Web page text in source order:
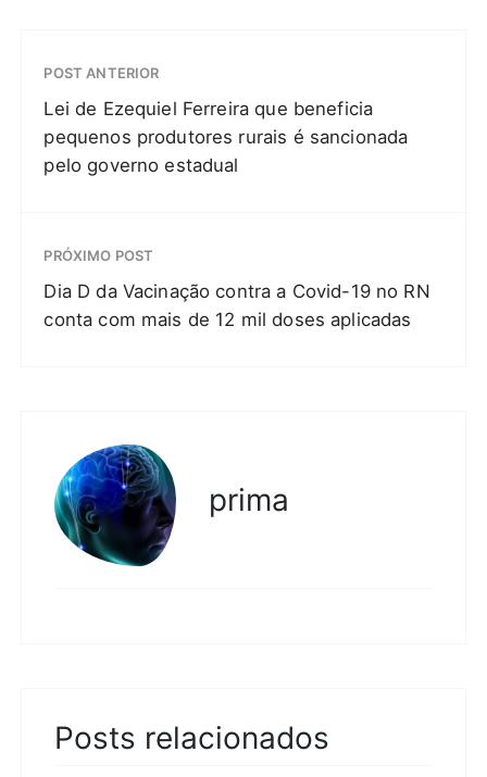
POST ANTERIOR
Lei de Ezequiel Ferreira que beneficia
pequenos produtores rurais é sancionada
pelo governo estadual
PRÓXIMO POST
Dia D da Vacinação contra a Covid-19 no RN
conta com mais de 12 mil doses aplicadas
prima
Posts relacionados